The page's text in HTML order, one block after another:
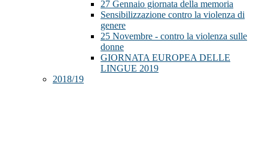
27 Gennaio giornata della memoria
Sensibilizzazione contro la violenza di
genere
25 Novembre - contro la violenza sulle
donne
GIORNATA EUROPEA DELLE
LINGUE 2019
2018/19